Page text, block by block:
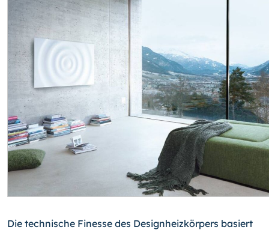
Die technische Finesse des Designheizkörpers basiert